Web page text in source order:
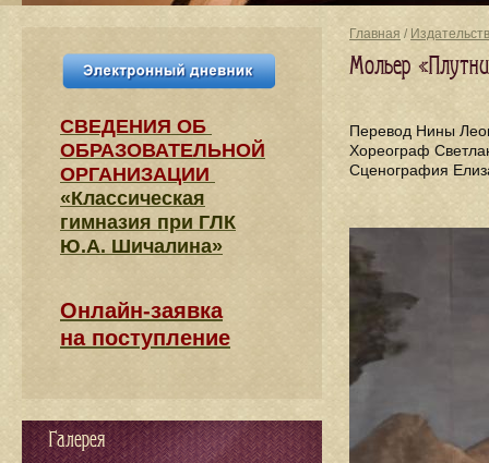
Главная /
Мольер
Перевод Нины
Хореограф
Сценография
СВЕДЕНИЯ​ ОБ
ОБРАЗОВАТЕЛЬНОЙ
ОРГАНИЗАЦИИ
«Классическая
гимназия при ГЛК
Ю.А. Шичалина»
Онлайн-заявка
на поступление
Галерея